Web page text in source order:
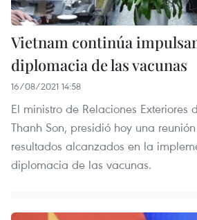
Vietnam continúa
diplomacia de las vacunas
16/08/2021 14:58
El ministro de Relaciones Exteriores
Thanh Son, presidió hoy una
resultados alcanzados en la
diplomacia de las vacunas.